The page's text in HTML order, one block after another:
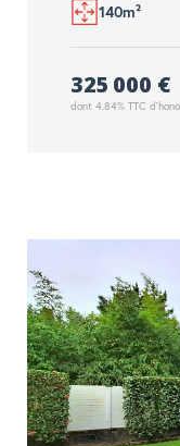
140m²
325 000 €
dont 4.84% TTC